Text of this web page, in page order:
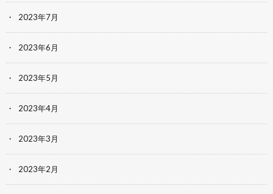
2023年7月
2023年6月
2023年5月
2023年4月
2023年3月
2023年2月